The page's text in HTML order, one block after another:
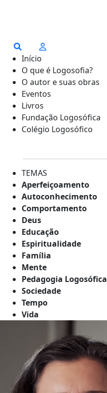
Início
O que é Logosofia?
O autor e suas obras
Eventos
Livros
Fundação Logosófica
Colégio Logosófico
TEMAS
Aperfeiçoamento
Autoconhecimento
Comportamento
Deus
Educação
Espiritualidade
Família
Mente
Pedagogia Logosófica
Sociedade
Tempo
Vida